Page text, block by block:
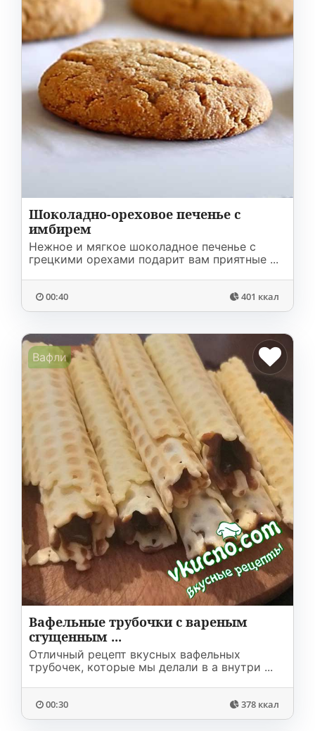
Шоколадно-ореховое печенье с
имбирем
Нежное и мягкое шоколадное печенье с
грецкими орехами подарит вам приятные ...
00:40 401 ккал
Вафли
Вафельные трубочки с вареным
сгущенным ...
Отличный рецепт вкусных вафельных
трубочек, которые мы делали в а внутри ...
00:30 378 ккал